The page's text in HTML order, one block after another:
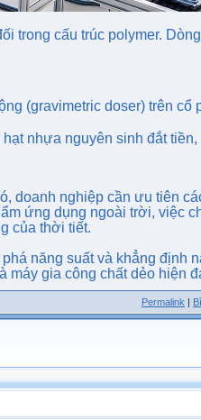
trong cấu trúc polymer.
(gravimetric doser) trên cổ
nhựa nguyên sinh đắt
doanh nghiệp cần ưu tiên
ứng dụng ngoài trời, việc
của thời tiết.
năng suất và khẳng định
máy gia công chất dẻo hiện
Permalink |